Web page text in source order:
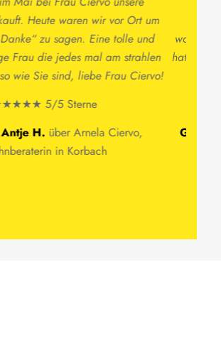
ich es mir vorstellen konnte. Wir
Küchenstudios aber keine Küche
wie die geplante Küche von Herr
Cirillo. Ein super Berater.
★★★★★ 5/5 Sterne
Giuseppe Crillo, Küche in Kassel